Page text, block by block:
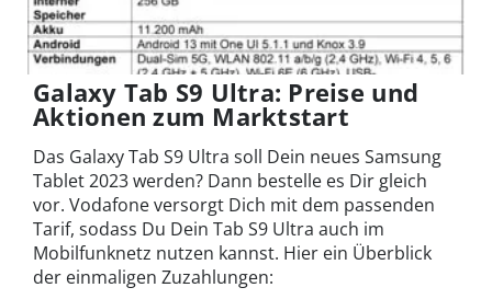
Galaxy Tab S9 Ultra: Preise und
Aktionen zum Marktstart
Das Galaxy Tab S9 Ultra soll Dein neues Samsung
Tablet 2023 werden? Dann bestelle es Dir gleich
vor. Vodafone versorgt Dich mit dem passenden
Tarif, sodass Du Dein Tab S9 Ultra auch im
Mobilfunknetz nutzen kannst. Hier ein Überblick
der einmaligen Zuzahlungen: